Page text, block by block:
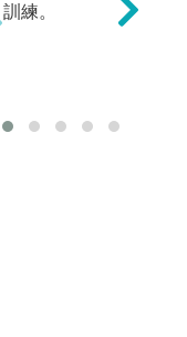
關的資料，師
訓練。